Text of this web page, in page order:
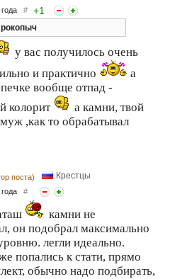
года # +1
у вас получилось очень
и практично
а
вообще отпад -
колорит
а камни, твой
,как то обрабатывал
поста) Крестцы
года #
камни не
он подобрал максимально
легли идеально.
попались к стати, прямо
обычно надо подбирать,